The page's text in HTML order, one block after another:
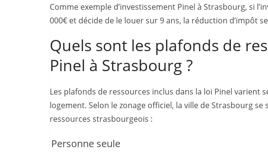
Comme exemple d’investissement Pinel à Strasbourg, si
000€ et décide de le louer sur 9 ans, la réduction d’impôt
Quels sont les plafonds de
Pinel à Strasbourg ?
Les plafonds de ressources inclus dans la loi Pinel varient
logement. Selon le zonage officiel, la ville de Strasbourg se
ressources strasbourgeois :
Personne seule